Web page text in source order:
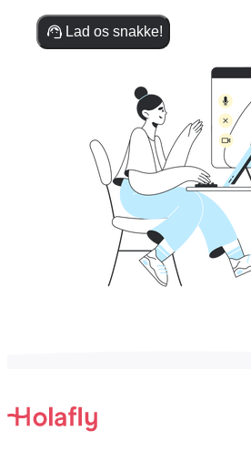
Lad os snakke!